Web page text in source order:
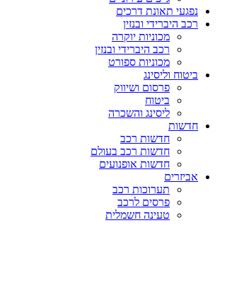
נפגעי תאונת דרכים
רכב היברידי ובנזין
מכוניות יוקרה
רכב היברידי ובנזין
מכוניות ספורט
ביטוח וליסינג
פרסום ושיווק
ביטוח
ליסינג והשכרה
חדשות
חדשות רכב
חדשות רכב בעולם
חדשות אופנועים
אביזרים
תערוכות רכב
פרסים לרכב
טעינה חשמלית